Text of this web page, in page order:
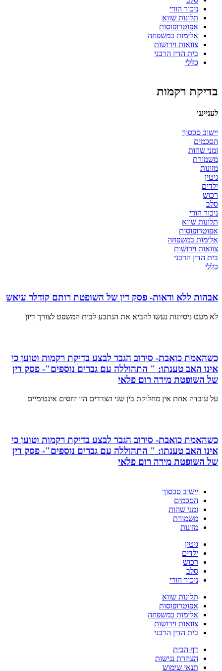
ניכור הורי
תלונות שווא
אפוטרופוסות
אלימות במשפחה
צוואות וירושות
בית הדין הרבני
כללי
בדיקת רקמות
לענייננו
יישוב סכסוך
הסכמים
זמני שהות
משמורת
מזונות
גיטין
ילדים
רכוש
סלב
ניכור הורי
תלונות שווא
אפוטרופוסות
אלימות במשפחה
צוואות וירושות
בית הדין הרבני
כללי
אבהות ללא ודאות- פסק דין של השופטת רותם קודלר עיאש
לא מעט ניסיונות נעשו להביא את הנתבע לבית המשפט לצורך דיון
כשהאמת כואבת- סירוב הגבר לבצע בדיקת רקמות וטוען כי
אינו האב טענתו: " התהוללה עם גברים נוספים"- פסק דין
של השופטת מירה רום פלאי
על עובדה אחת אין מחלוקת בין שני הצדדים היו יחסים אינטימיים
כשהאמת כואבת- סירוב הגבר לבצע בדיקת רקמות וטוען כי
אינו האב טענתו: " התהוללה עם גברים נוספים"- פסק דין
של השופטת מירה רום פלאי
יישוב סכסוך
הסכמים
זמני שהות
משמורת
מזונות
גיטין
ילדים
רכוש
סלב
ניכור הורי
תלונות שווא
אפוטרופוסות
אלימות במשפחה
צוואות וירושות
בית הדין הרבני
דף הבית
הצהרת נגישות
תנאי שימוש